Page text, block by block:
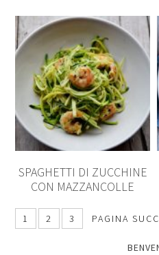
SPAGHETTI DI ZUCCHINE
CON MAZZANCOLLE
1 2 3 PAGINA